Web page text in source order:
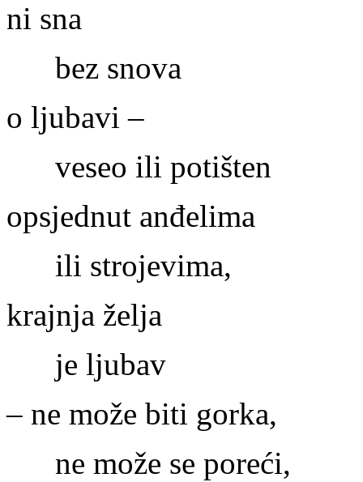
ni sna
bez snova
o ljubavi –
veseo ili potišten
opsjednut anđelima
ili strojevima,
krajnja želja
je ljubav
– ne može biti gorka,
ne može se poreći,